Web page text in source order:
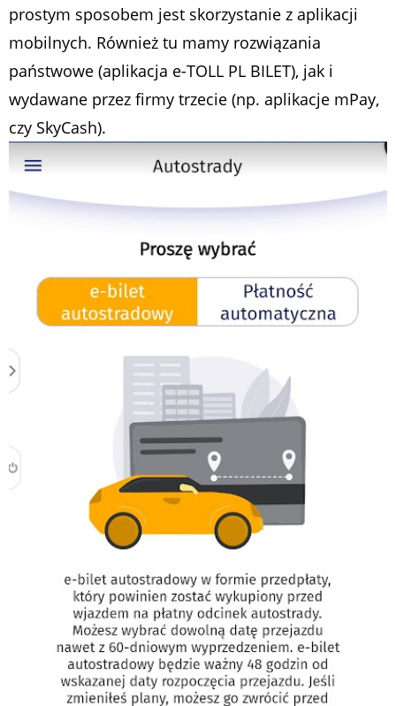
prostym sposobem jest skorzystanie z aplikacji
mobilnych. Również tu mamy rozwiązania
państwowe (aplikacja e-TOLL PL BILET), jak i
wydawane przez firmy trzecie (np. aplikacje mPay,
czy SkyCash).